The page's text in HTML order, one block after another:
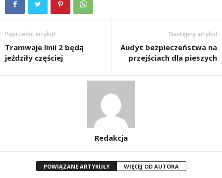
Poprzedni artykuł
Tramwaje linii 2 będą
jeździły częściej
Następny artykuł
Audyt bezpieczeństwa na
przejściach dla pieszych
Redakcja
POWIĄZANE ARTYKUŁY WIĘCEJ OD AUTORA